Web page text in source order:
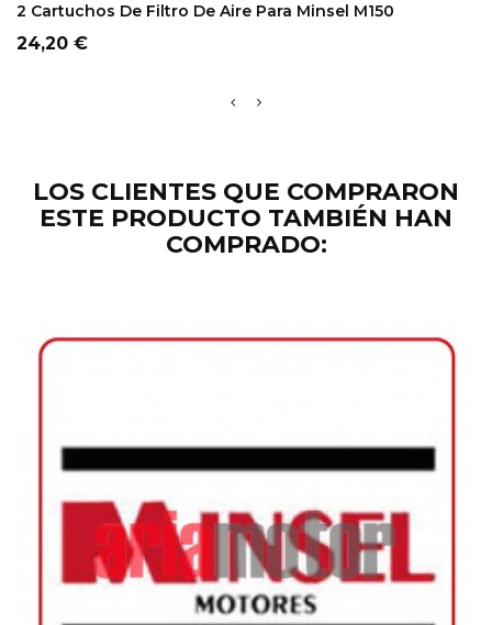
2 Cartuchos De Filtro De Aire Para Minsel M150
Precio
24,20 €
LOS CLIENTES QUE COMPRARON
ESTE PRODUCTO TAMBIÉN HAN
COMPRADO: